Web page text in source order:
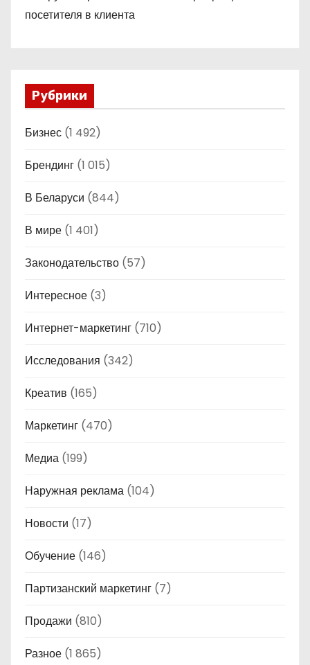
посетителя в клиента
Рубрики
Бизнес (1 492)
Брендинг (1 015)
В Беларуси (844)
В мире (1 401)
Законодательство (57)
Интересное (3)
Интернет-маркетинг (710)
Исследования (342)
Креатив (165)
Маркетинг (470)
Медиа (199)
Наружная реклама (104)
Новости (17)
Обучение (146)
Партизанский маркетинг (7)
Продажи (810)
Разное (1 865)